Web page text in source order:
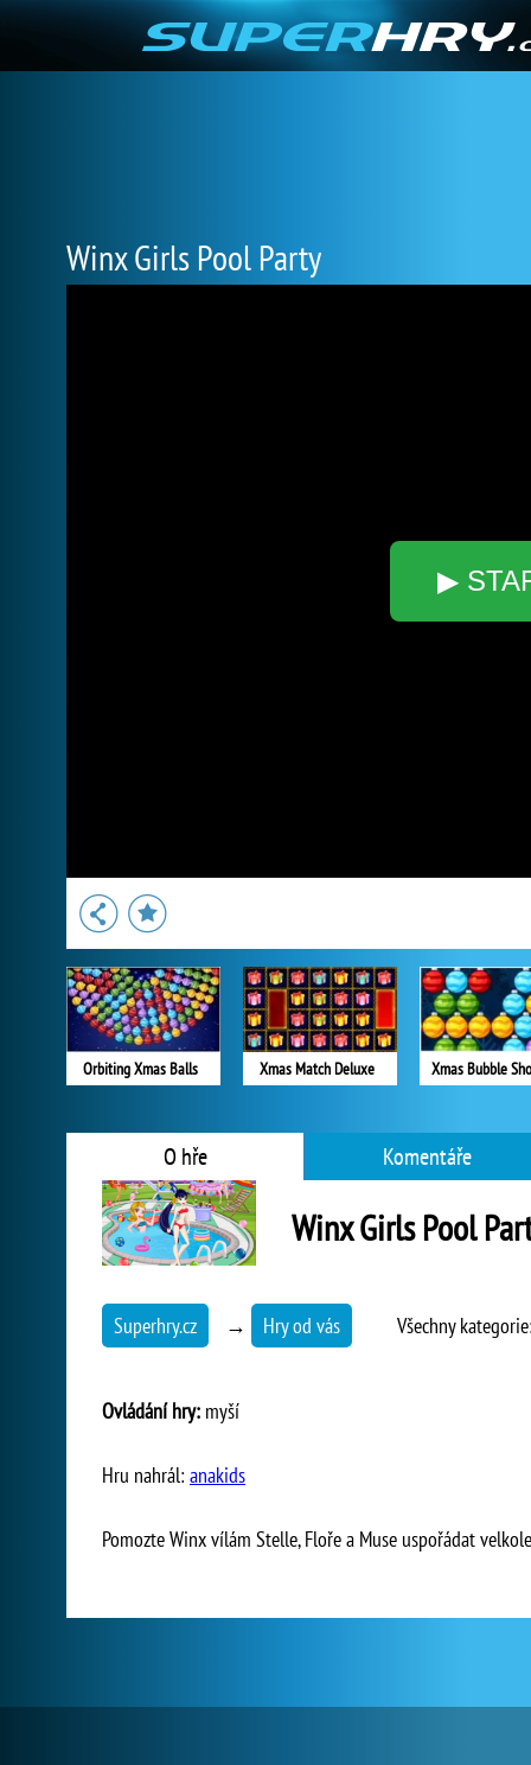
Winx Girls Pool Party
▶
Orbiting Xmas Balls Xmas Match Deluxe Xmas Bubble
O hře Komentáře
Winx Girls Pool
Superhry.cz → Hry od vás Všechny
Ovládání hry: myší
Hru nahrál: anakids
Pomozte Winx vílám Stelle, Floře a Muse uspořádat